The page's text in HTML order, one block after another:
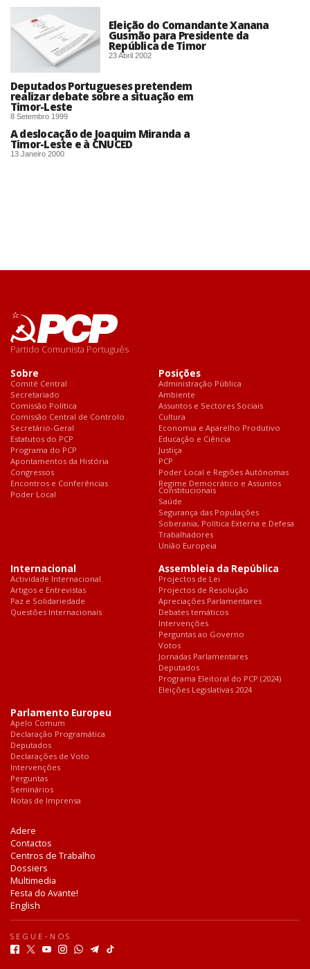
Eleição do Comandante Xanana
Gusmão para Presidente da
República de Timor
23 Abril 2002
Deputados Portugueses pretendem
realizar debate sobre a situação em
Timor-Leste
8 Setembro 1999
A deslocação de Joaquim Miranda a
Timor-Leste e à CNUCED
13 Janeiro 2000
Partido Comunista Português
Sobre
Comité Central
Secretariado
Comissão Política
Comissão Central de Controlo
Secretário-Geral
Estatutos do PCP
Programa do PCP
Apontamentos da História
Congressos
Encontros e Conferências
Poder Local
Posições
Administração Pública
Ambiente
Assuntos e Sectores Sociais
Cultura
Economia e Aparelho Produtivo
Educação e Ciência
Justiça
PCP
Poder Local e Regiões Autónomas
Regime Democrático e Assuntos
Constitucionais
Saúde
Segurança das Populações
Soberania, Política Externa e Defesa
Trabalhadores
União Europeia
Internacional
Actividade Internacional
Artigos e Entrevistas
Paz e Solidariedade
Questões Internacionais
Assembleia da República
Projectos de Lei
Projectos de Resolução
Apreciações Parlamentares
Debates temáticos
Intervenções
Perguntas ao Governo
Votos
Jornadas Parlamentares
Deputados
Programa Eleitoral do PCP (2024)
Eleições Legislativas 2024
Parlamento Europeu
Apelo Comum
Declaração Programática
Deputados
Declarações de Voto
Intervenções
Perguntas
Seminários
Notas de Imprensa
Adere
Contactos
Centros de Trabalho
Dossiers
Multimedia
Festa do Avante!
English
SEGUE-NOS
F T I W T T